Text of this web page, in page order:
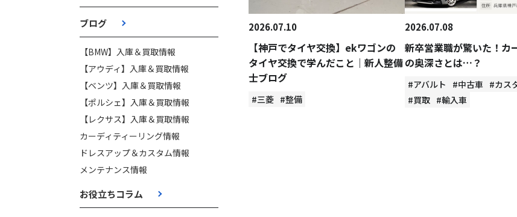
ブログ
【BMW】入庫＆買取情報
【アウディ】入庫＆買取情報
【ベンツ】入庫＆買取情報
【ポルシェ】入庫＆買取情報
【レクサス】入庫＆買取情報
カーディティーリング情報
ドレスアップ＆カスタム情報
メンテナンス情報
お役立ちコラム
2026.07.10
【神戸でタイヤ交換】ekワゴンの
タイヤ交換で学んだこと｜新人整備
士ブログ
#三菱 #整備
2026.07.08
新卒営業職が驚いた！カ
の奥深さとは…？
#アバルト #中古車 #カス
#買取 #輸入車